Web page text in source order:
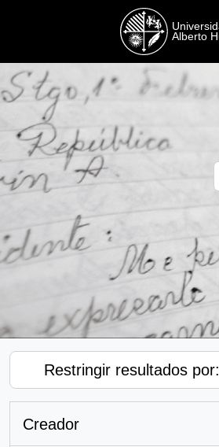
Restringir resultados por:
Creador